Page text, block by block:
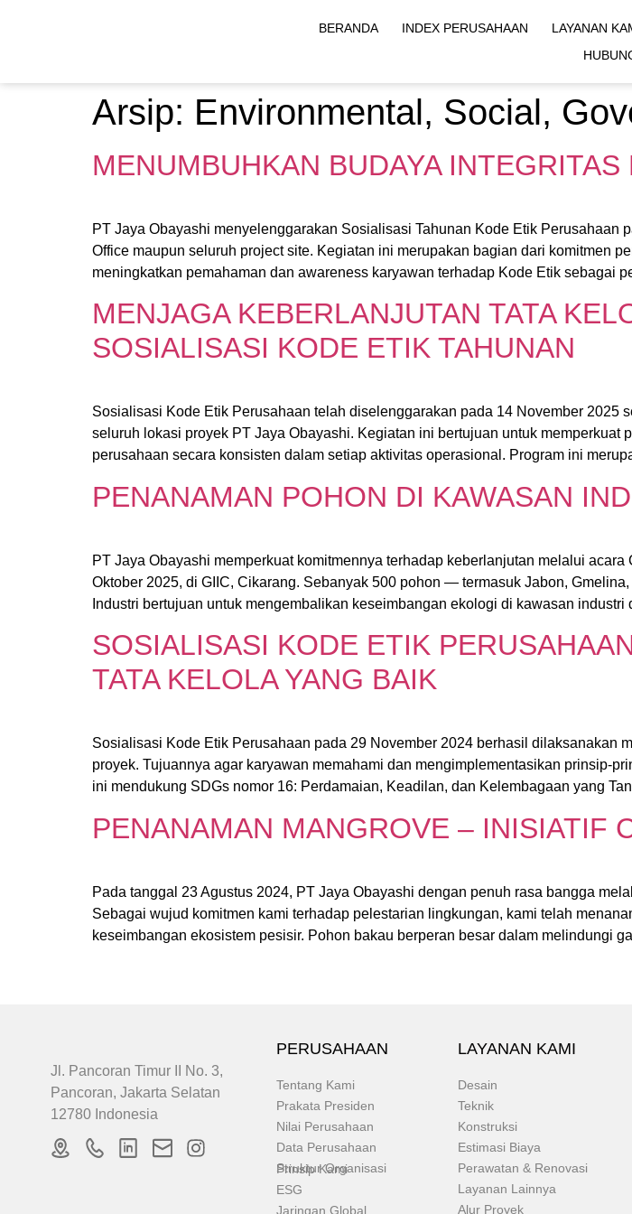
BERANDA INDEX PERUSAHAAN LAYANAN
Arsip: Environmental, Social,
MENUMBUHKAN BUDAYA
PT Jaya Obayashi menyelenggarakan Sosialisasi Tahunan Kode Etik
Office maupun seluruh project site. Kegiatan ini merupakan bagian dari komitmen
meningkatkan pemahaman dan awareness karyawan terhadap Kode Etik sebagai
MENJAGA KEBERLANJUTAN TATA
SOSIALISASI KODE ETIK TAHUNAN
Sosialisasi Kode Etik Perusahaan telah diselenggarakan pada 14 November 2025
seluruh lokasi proyek PT Jaya Obayashi. Kegiatan ini bertujuan untuk
perusahaan secara konsisten dalam setiap aktivitas operasional. Program ini
PENANAMAN POHON DI KAWASAN
PT Jaya Obayashi memperkuat komitmennya terhadap keberlanjutan melalui
Oktober 2025, di GIIC, Cikarang. Sebanyak 500 pohon — termasuk Jabon,
Industri bertujuan untuk mengembalikan keseimbangan ekologi di kawasan
SOSIALISASI KODE ETIK
TATA KELOLA YANG BAIK
Sosialisasi Kode Etik Perusahaan pada 29 November 2024 berhasil dilaksanakan
proyek. Tujuannya agar karyawan memahami dan mengimplementasikan prinsip-
ini mendukung SDGs nomor 16: Perdamaian, Keadilan, dan Kelembagaan yang
PENANAMAN MANGROVE – INISIATIF
Pada tanggal 23 Agustus 2024, PT Jaya Obayashi dengan penuh rasa bangga
Sebagai wujud komitmen kami terhadap pelestarian lingkungan, kami telah
keseimbangan ekosistem pesisir. Pohon bakau berperan besar dalam melindungi
Jl. Pancoran Timur II No. 3,
Pancoran, Jakarta Selatan
12780 Indonesia
PERUSAHAAN
Tentang Kami
Prakata Presiden
Nilai Perusahaan
Data Perusahaan
Struktur Organisasi
Prinsip Kami
ESG
Jaringan Global
LAYANAN KAMI
Desain
Teknik
Konstruksi
Estimasi Biaya
Perawatan & Renovasi
Layanan Lainnya
Alur Proyek